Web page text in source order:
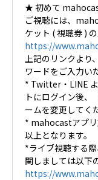
★ 初めて
ご視聴には、
ケット ( 視聴券 )
https://
上記のリンクより
ワードをご入力い
* Twitter・LINE
トにログイン後、
ームを変更してく
* mahocastアプリ
以上となります。
*ライブ視聴する
関しましては以下
https://